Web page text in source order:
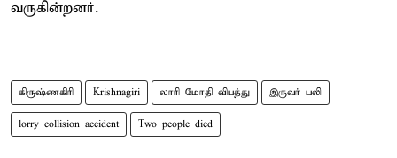
வருகின்றனர்.
கிருஷ்ணகிரி Krishnagiri லாரி மோதி விபத்து இருவர் பலி
lorry collision accident Two people died